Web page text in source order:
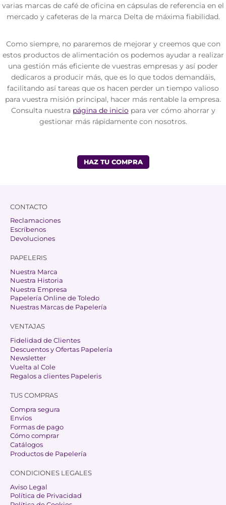
varias marcas de café de oficina en cápsulas de referencia en el
mercado y cafeteras de la marca Delta de máxima fiabilidad.
Como siempre, no pararemos de mejorar y creemos que con
estos productos de alimentación os podemos ayudar a realizar
una gestión más eficiente de vuestras empresas y así poder
dedicaros a producir más, que es lo que todos demandáis,
facilitando así tareas que os hacen perder un tiempo valioso
para vuestra misión principal, hacer más rentable la empresa.
Consulta nuestra página de iniciopara ver cómo ahorrar y
gestionar más rápidamente con nosotros.
HAZ TU COMPRA
CONDICIONES LEGALES
Aviso Legal
Política de Privacidad
TUS COMPRAS
Compra segura
Envíos
Formas de pago
Cómo comprar
Catálogos
Productos de Papelería
VENTAJAS
Fidelidad de Clientes
Descuentos y Ofertas Papelería
Newsletter
Vuelta al Cole
Regalos a clientes Papeleris
PAPELERIS
Nuestra Marca
Nuestra Historia
Nuestra Empresa
Papelería Online de Toledo
Nuestras Marcas de Papelería
CONTACTO
Reclamaciones
Escríbenos
Devoluciones